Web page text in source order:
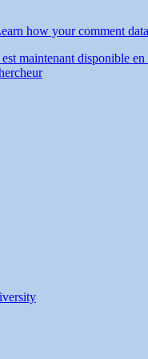
how your comment
maintenant disponible en